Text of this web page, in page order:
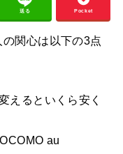
送る Pocket
関心は以下の3点
えるといくら安く
au